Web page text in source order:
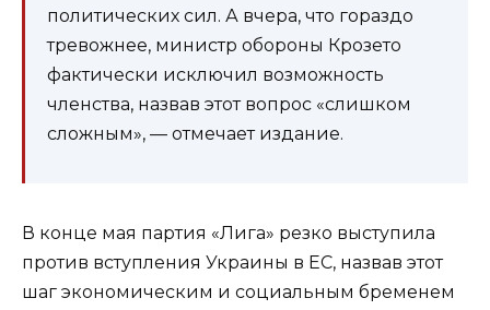
политических сил. А вчера, что гораздо
тревожнее, министр обороны Крозето
фактически исключил возможность
членства, назвав этот вопрос «слишком
сложным», — отмечает издание.
В конце мая партия «Лига» резко выступила
против вступления Украины в ЕС, назвав этот
шаг экономическим и социальным бременем